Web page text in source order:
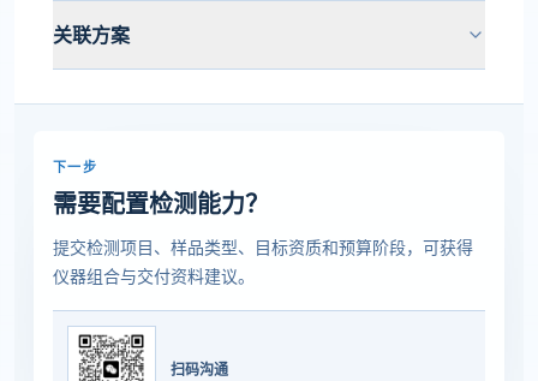
关联方案
下一步
需要配置检测能力？
提交检测项目、样品类型、目标资质和预算阶段，可获得
仪器组合与交付资料建议。
扫码沟通